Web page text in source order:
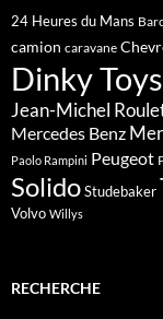
24 Heures du Mans
camion caravane
Dinky Toys
Jean-Michel
Mercedes Benz
Paolo Rampini Peugeot
SolidoStudebaker
Volvo Willys
RECHERCHE